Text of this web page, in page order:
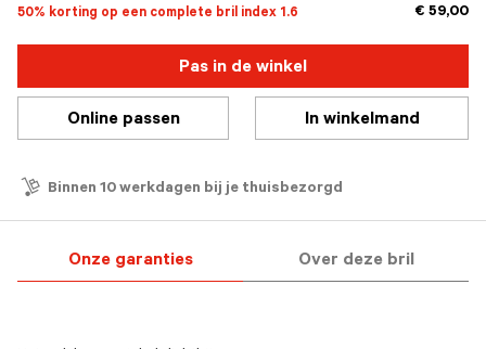
50% korting op een complete bril index 1.6 € 59,00
Pas in de winkel
Online passen In winkelmand
Binnen 10 werkdagen bij je thuisbezorgd
Onze garanties Over deze bril